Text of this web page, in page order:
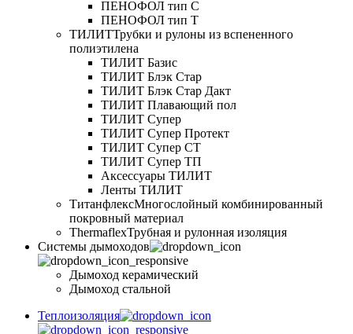
ПЕНОФОЛ тип C
ПЕНОФОЛ тип T
ТИЛИТТрубки и рулоны из вспененного
полиэтилена
ТИЛИТ Базис
ТИЛИТ Блэк Стар
ТИЛИТ Блэк Стар Дакт
ТИЛИТ Плавающий пол
ТИЛИТ Супер
ТИЛИТ Супер Протект
ТИЛИТ Супер СТ
ТИЛИТ Супер ТП
Аксессуары ТИЛИТ
Ленты ТИЛИТ
ТитанфлексМногослойный комбинированный
покровный материал
ThermaflexТрубная и рулонная изоляция
Cистемы дымоходов
Дымоход керамический
Дымоход стальной
Теплоизоляция